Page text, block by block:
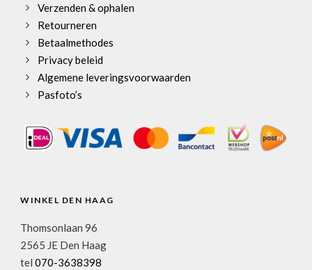
Verzenden & ophalen
Retourneren
Betaalmethodes
Privacy beleid
Algemene leveringsvoorwaarden
Pasfoto’s
WINKEL DEN HAAG
Thomsonlaan 96
2565 JE Den Haag
tel 070-3638398